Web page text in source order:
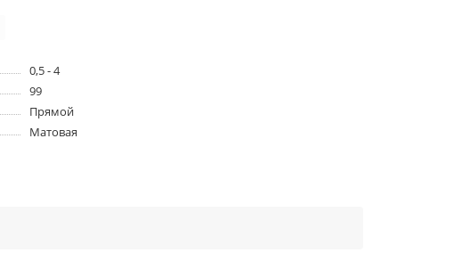
0,5 - 4
99
Прямой
Матовая